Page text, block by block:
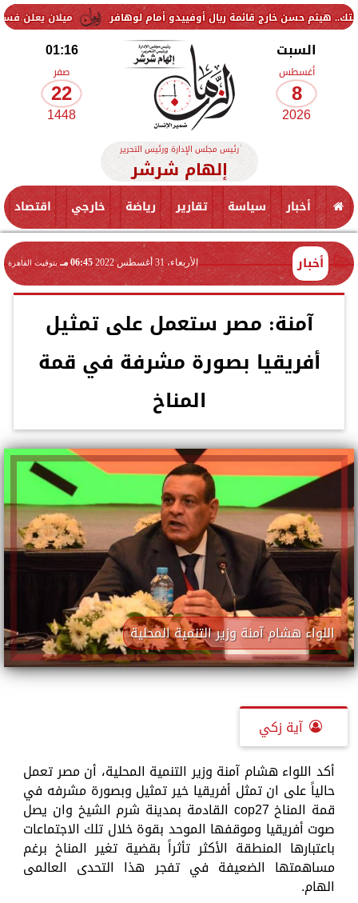
ميلان يعلن فسخ عقد إسماعيل قائمة ريال أوفييدو أمام لوهافر
السبت
أغسطس
8
2026
01:16
صفر
22
1448
رئيس مجلس الإدارة ورئيس التحرير
إلهام شرشر
أخبار سياسة تقارير رياضة خارجي اقتصاد
أخبار الأربعاء، 31 أغسطس 2022 06:45 مـ بتوقيت القاهرة
آمنة: مصر ستعمل على تمثيل
أفريقيا بصورة مشرفة في قمة
المناخ
اللواء هشام آمنة وزير التنمية المحلية
آية زكي
أكد اللواء هشام آمنة وزير التنمية المحلية، أن مصر تعمل
حالياً على ان تمثل أفريقيا خير تمثيل وبصورة مشرفه في
قمة المناخ cop27 القادمة بمدينة شرم الشيخ وان يصل
صوت أفريقيا وموقفها الموحد بقوة خلال تلك الاجتماعات
باعتبارها المنطقة الأكثر تأثراً بقضية تغير المناخ برغم
مساهمتها الضعيفة في تفجر هذا التحدى العالمى
الهام.